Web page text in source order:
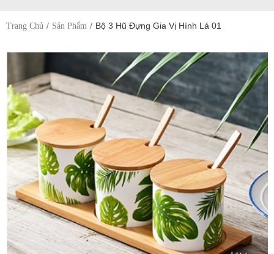
Trang Chủ Sản Phẩm Bộ 3 Hũ Đựng Gia Vị Hình Lá 01